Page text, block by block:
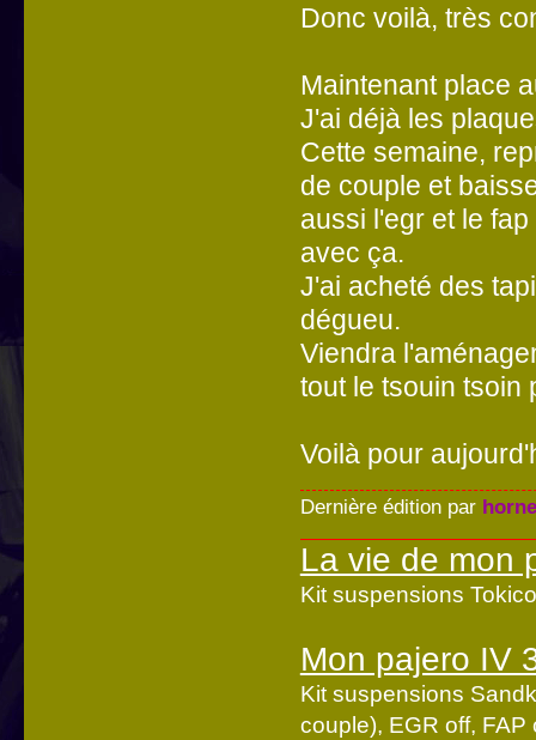
Donc voilà, très
Maintenant place
J'ai déjà les
Cette semaine,
de couple et
aussi l'egr et le
avec ça.
J'ai acheté des
dégueu.
Viendra
tout le tsouin tsoin
Voilà pour
Dernière édition par
La vie de mon
Kit suspensions
Mon pajero IV
Kit suspensions
couple), EGR off, FAP